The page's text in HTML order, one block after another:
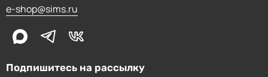
Подпишитесь на рассылку
e-shop@sims.ru